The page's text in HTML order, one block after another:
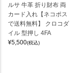
ルサ 牛革 折り財布 両
カード入れ【ネコポス
で送料無料】 クロコダ
イル 型押し 4FA
¥5,500(税込)